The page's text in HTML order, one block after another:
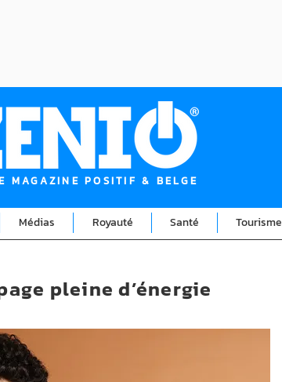
MAGAZINE POSITIF & BELGE
Médias Royauté Santé Tourisme
pleine d’énergie